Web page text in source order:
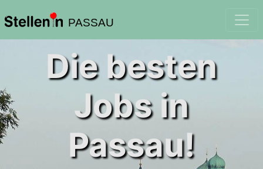
PASSAU
Die besten
Jobs in
Passau!